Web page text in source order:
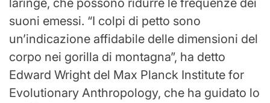
laringe, che possono ridurre le frequenze dei
suoni emessi. “I colpi di petto sono
un’indicazione affidabile delle dimensioni del
corpo nei gorilla di montagna”, ha detto
Edward Wright del Max Planck Institute for
Evolutionary Anthropology, che ha guidato lo